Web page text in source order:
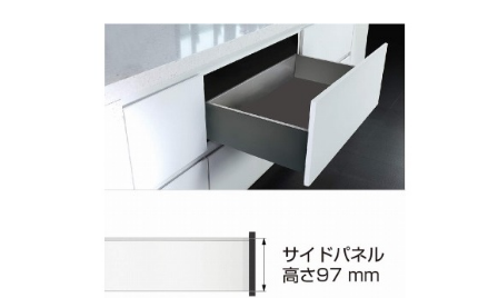
カタログ請求
お問い合わせ